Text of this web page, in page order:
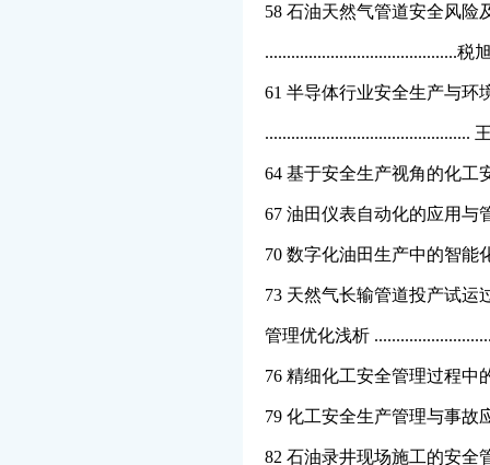
58 石油天然气管道安全风险
............................................
61 半导体行业安全生产与环
...............................................
64 基于安全生产视角的化工
67 油田仪表自动化的应用与
70 数字化油田生产中的智能
73 天然气长输管道投产试运
管理优化浅析
76 精细化工安全管理过程中
79 化工安全生产管理与事故
82 石油录井现场施工的安全